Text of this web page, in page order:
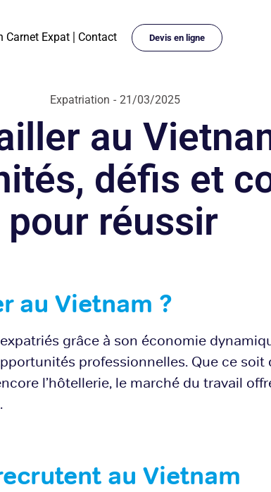
Carnet Expat Contact Devis en ligne
Expatriation - 21/03/2025
au
défis et
pour réussir
au Vietnam ?
grâce à son économie
professionnelles. Que ce soit
l’hôtellerie, le marché du travail
au Vietnam